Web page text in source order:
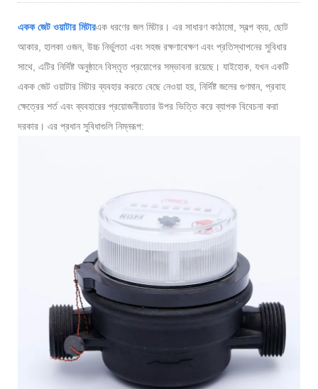
একক জেট ওয়াটার মিটারএক ধরণের জল মিটার। এর সাধারণ কাঠামো, স্বল্প ব্যয়, ছোট
আকার, হালকা ওজন, উচ্চ নির্ভুলতা এবং সহজ রক্ষণাবেক্ষণ এবং প্রতিস্থাপনের সুবিধার
সাথে, এটির নির্দিষ্ট অনুষ্ঠানে বিস্তৃত প্রয়োগের সম্ভাবনা রয়েছে। যাইহোক, যখন একটি
একক জেট ওয়াটার মিটার ব্যবহার করতে বেছে নেওয়া হয়, নির্দিষ্ট জলের গুণমান, প্রবাহ
ক্ষেত্রের শর্ত এবং ব্যবহারের প্রয়োজনীয়তার উপর ভিত্তি করে ব্যাপক বিবেচনা করা
দরকার। এর প্রধান সুবিধাগুলি নিম্নরূপ: